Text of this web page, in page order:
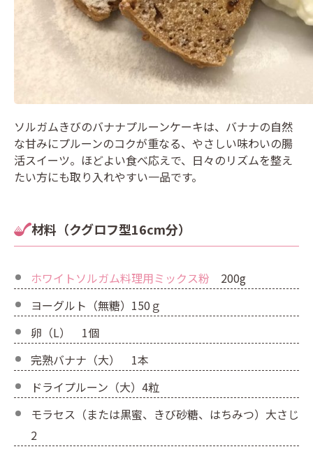
ソルガムきびのバナナプルーンケーキは、バナナの自然
な甘みにプルーンのコクが重なる、やさしい味わいの腸
活スイーツ。ほどよい食べ応えで、日々のリズムを整え
たい方にも取り入れやすい一品です。
材料（クグロフ型16cm分）
ホワイトソルガム料理用ミックス粉 200g
ヨーグルト（無糖）150ｇ
卵（L） 1個
完熟バナナ（大） 1本
ドライプルーン（大）4粒
モラセス（または黒蜜、きび砂糖、はちみつ）大さじ
2